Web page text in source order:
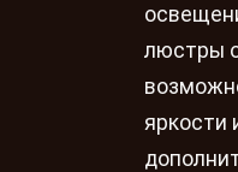
люстры
яркости